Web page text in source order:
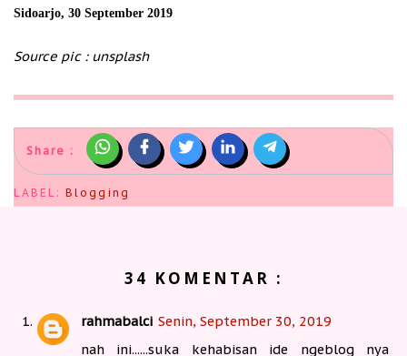
Sidoarjo, 30 September 2019
Source pic : unsplash
Share :
LABEL: Blogging
34 KOMENTAR :
rahmabalci Senin, September 30, 2019
nah ini......suka kehabisan ide ngeblog nya